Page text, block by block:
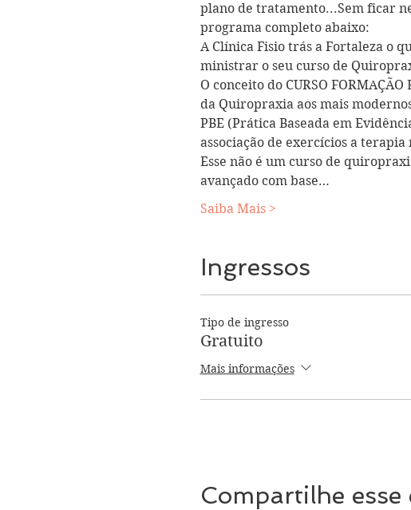
plano de tratamento...Sem ficar
programa completo abaixo:
A Clínica Fisio trás a Fortaleza o
ministrar o seu curso de
O conceito do CURSO
da Quiropraxia aos mais
PBE (Prática Baseada em
associação de exercícios a
Esse não é um curso de
avançado com base…
Saiba Mais >
Ingressos
Tipo de ingresso
Gratuito
Mais informações
Compartilhe esse